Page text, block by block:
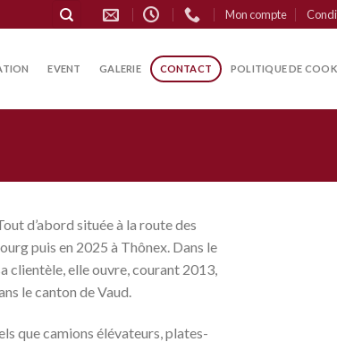
Mon compte
EVENT GALERIE CONTACT POLITIQUE DE
d’abord située à la route des
puis en 2025 à Thônex. Dans le
clientèle, elle ouvre, courant 2013,
le canton de Vaud.
que camions élévateurs, plates-